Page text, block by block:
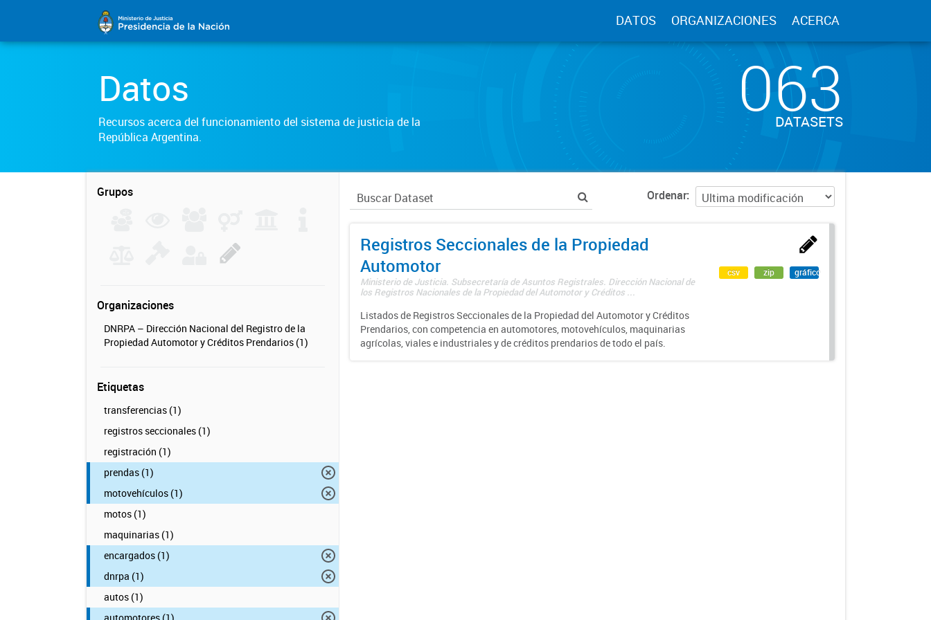
DATOS ORGANIZACIONES ACERCA
Datos
Recursos acerca del funcionamiento del sistema de justicia de la
República Argentina.
063
DATASETS
Grupos
Organizaciones
DNRPA – Dirección Nacional del Registro de la
Propiedad Automotor y Créditos Prendarios (1)
Etiquetas
transferencias (1)
registros seccionales (1)
registración (1)
prendas (1)
motovehículos (1)
motos (1)
maquinarias (1)
encargados (1)
dnrpa (1)
autos (1)
Ordenar
Registros Seccionales de la Propiedad
Automotor
Ministerio de Justicia. Subsecretaría de Asuntos Registrales. Dirección Nacional de
los Registros Nacionales de la Propiedad del Automotor y Créditos ...
Listados de Registros Seccionales de la Propiedad del Automotor y Créditos
Prendarios, con competencia en automotores, motovehículos, maquinarias
agrícolas, viales e industriales y de créditos prendarios de todo el país.
csv zip gráfico